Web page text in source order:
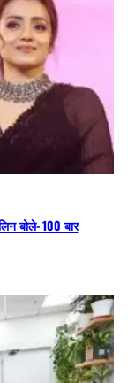
बोले- 100 बार